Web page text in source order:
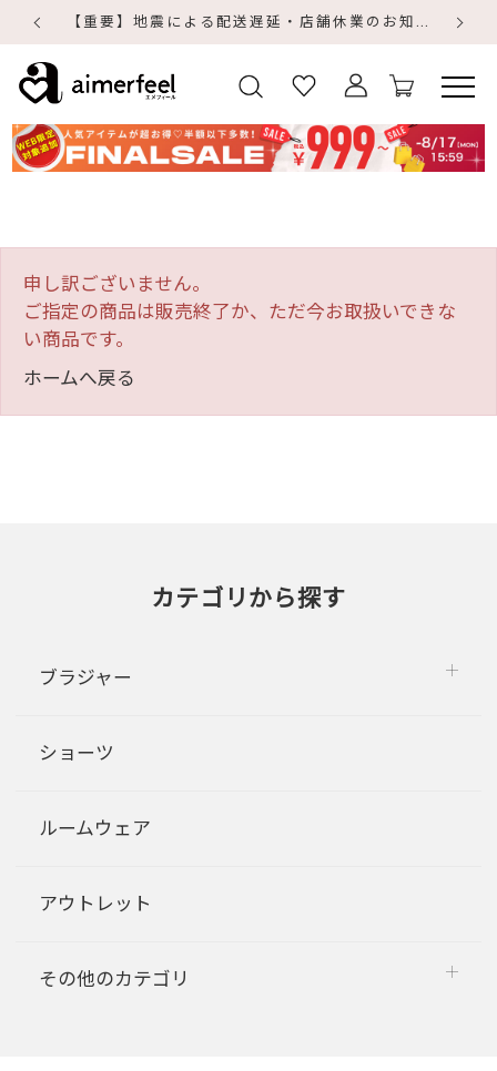
【重要】地震による配送遅延・店舗休業のお知らせ
申し訳ございません。
ご指定の商品は販売終了か、ただ今お取扱いできな
い商品です。
ホームへ戻る
カテゴリから探す
ブラジャー
ショーツ
ルームウェア
アウトレット
その他のカテゴリ